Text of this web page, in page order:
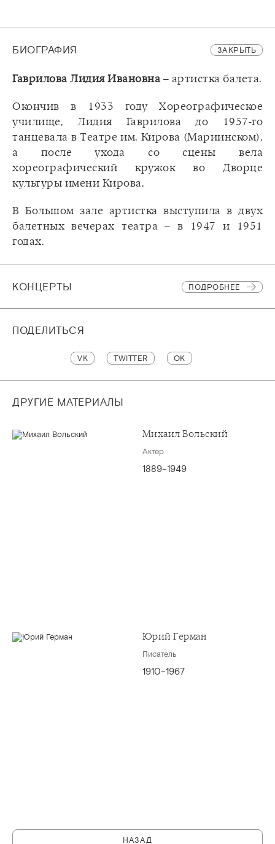
БИОГРАФИЯ ЗАКРЫТЬ
Гаврилова Лидия Ивановна– артистка балета.
Окончив в 1933 году Хореографическое
училище, Лидия Гаврилова до 1957-го
танцевала в Театре им. Кирова (Мариинском),
а после ухода со сцены вела
хореографический кружок во Дворце
культуры имени Кирова.
В Большом зале артистка выступила в двух
балетных вечерах театра – в 1947 и 1951
годах.
КОНЦЕРТЫ ПОДРОБНЕЕ
ПОДЕЛИТЬСЯ
VK TWITTER OK
ДРУГИЕ МАТЕРИАЛЫ
Михаил Вольский
Актер
1889–1949
Юрий Герман
Писатель
1910–1967
НАЗАД